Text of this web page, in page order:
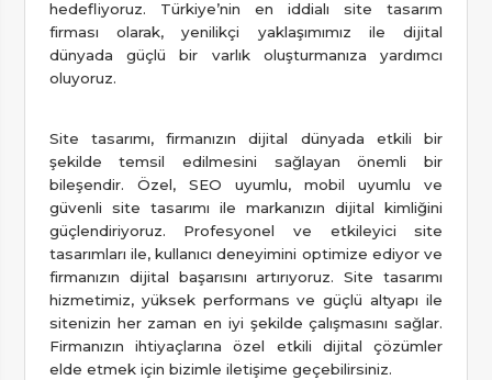
hedefliyoruz. Türkiye’nin en iddialı site tasarım
firması olarak, yenilikçi yaklaşımımız ile dijital
dünyada güçlü bir varlık oluşturmanıza yardımcı
oluyoruz.
Site tasarımı, firmanızın dijital dünyada etkili bir
şekilde temsil edilmesini sağlayan önemli bir
bileşendir. Özel, SEO uyumlu, mobil uyumlu ve
güvenli site tasarımı ile markanızın dijital kimliğini
güçlendiriyoruz. Profesyonel ve etkileyici site
tasarımları ile, kullanıcı deneyimini optimize ediyor ve
firmanızın dijital başarısını artırıyoruz. Site tasarımı
hizmetimiz, yüksek performans ve güçlü altyapı ile
sitenizin her zaman en iyi şekilde çalışmasını sağlar.
Firmanızın ihtiyaçlarına özel etkili dijital çözümler
elde etmek için bizimle iletişime geçebilirsiniz.